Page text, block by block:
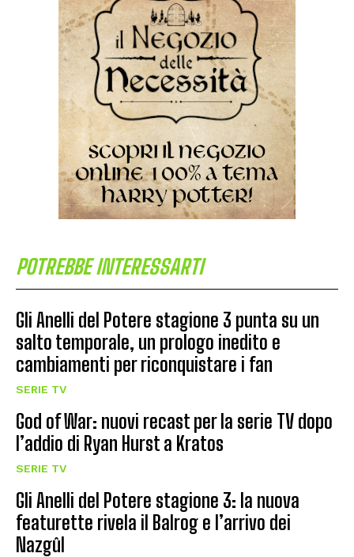
POTREBBE INTERESSARTI
Gli Anelli del Potere stagione 3 punta su un
salto temporale, un prologo inedito e
cambiamenti per riconquistare i fan
SERIE TV
God of War: nuovi recast per la serie TV dopo
l’addio di Ryan Hurst a Kratos
SERIE TV
Gli Anelli del Potere stagione 3: la nuova
featurette rivela il Balrog e l’arrivo dei
Nazgûl